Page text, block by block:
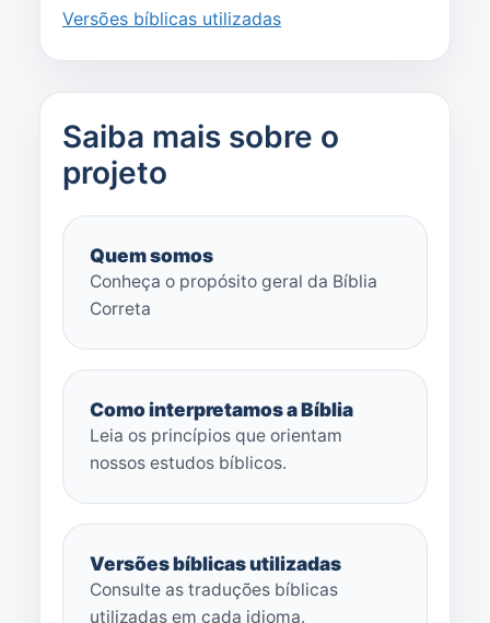
Versões bíblicas utilizadas
Saiba mais sobre o
projeto
Quem somos
Conheça o propósito geral da Bíblia
Correta
Como interpretamos a Bíblia
Leia os princípios que orientam
nossos estudos bíblicos.
Versões bíblicas utilizadas
Consulte as traduções bíblicas
utilizadas em cada idioma.